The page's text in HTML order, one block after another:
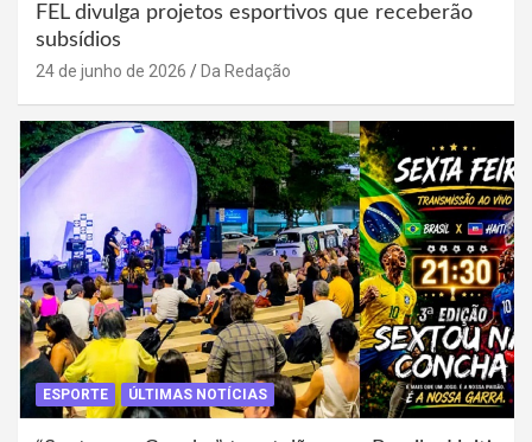
FEL divulga projetos esportivos que receberão
subsídios
24 de junho de 2026 Da Redação
ESPORTE ÚLTIMAS NOTÍCIAS